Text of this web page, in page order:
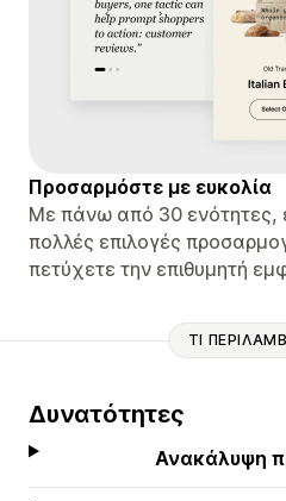
Προσαρμόστε με ευκολία
Με πάνω από 30 ενότητες,
πολλές επιλογές
πετύχετε την επιθυμητή
ΤΙ
Δυνατότητες
Ανακάλυψη